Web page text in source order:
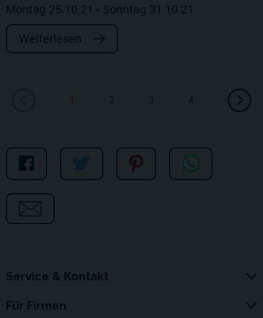
Montag 25.10.21 - Sonntag 31.10.21
Weiterlesen
2 3 4
Service & Kontakt
Für Firmen